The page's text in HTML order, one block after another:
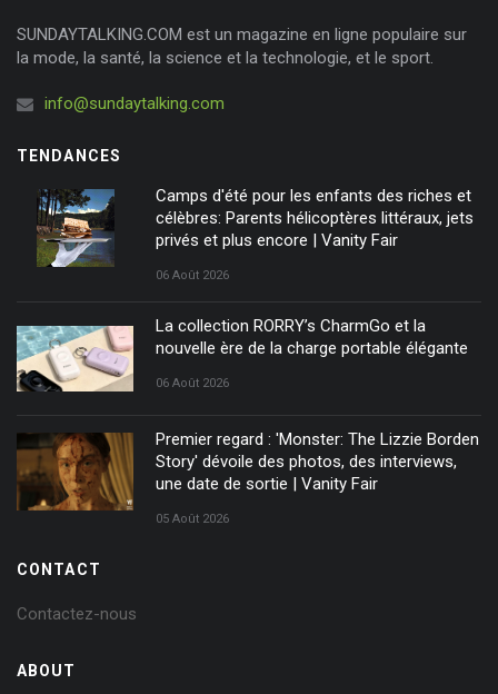
SUNDAYTALKING.COM est un magazine en ligne populaire sur
la mode, la santé, la science et la technologie, et le sport.
info@sundaytalking.com
TENDANCES
Camps d'été pour les enfants des riches et
célèbres: Parents hélicoptères littéraux, jets
privés et plus encore | Vanity Fair
06 Août 2026
La collection RORRY’s CharmGo et la
nouvelle ère de la charge portable élégante
06 Août 2026
Premier regard : 'Monster: The Lizzie Borden
Story' dévoile des photos, des interviews,
une date de sortie | Vanity Fair
05 Août 2026
CONTACT
Contactez-nous
ABOUT